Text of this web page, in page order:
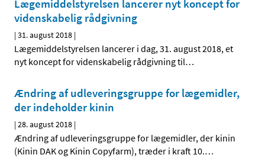
Lægemiddelstyrelsen lancerer nyt koncept for
videnskabelig rådgivning
|31. august 2018 |
Lægemiddelstyrelsen lancerer i dag, 31. august 2018, et
nyt koncept for videnskabelig rådgivning til…
Ændring af udleveringsgruppe for lægemidler,
der indeholder kinin
|28. august 2018 |
Ændring af udleveringsgruppe for lægemidler, der kinin
(Kinin DAK og Kinin Copyfarm), træder i kraft 10.…